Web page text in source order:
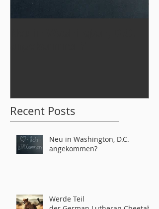
Recent Posts
Neu in Washington, D.C.
angekommen?
Werde Teil